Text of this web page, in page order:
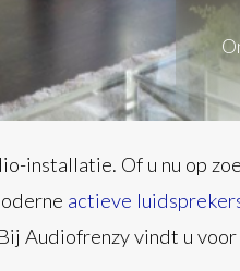
installatie. Of u nu op
actieve
Audiofrenzy vindt u